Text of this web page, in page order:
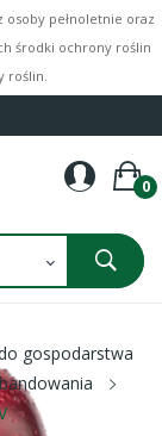
pełnoletnie oraz
środki ochrony roślin
roślin.
0
gospodarstwa